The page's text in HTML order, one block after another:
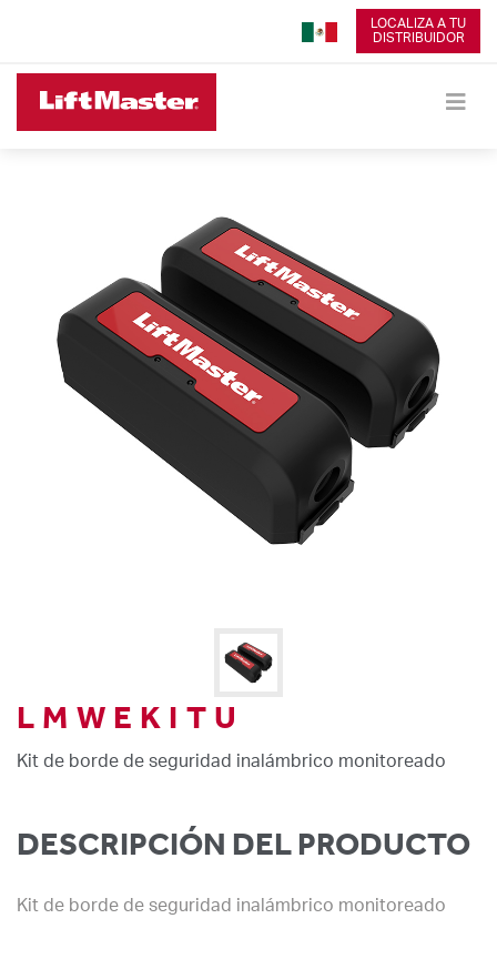
LOCALIZA A TU
DISTRIBUIDOR
LMWEKITU
Kit de borde de seguridad inalámbrico monitoreado
DESCRIPCIÓN DEL PRODUCTO
Kit de borde de seguridad inalámbrico monitoreado